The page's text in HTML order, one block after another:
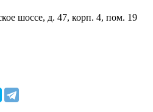
шоссе, д. 47, корп. 4, пом. 19